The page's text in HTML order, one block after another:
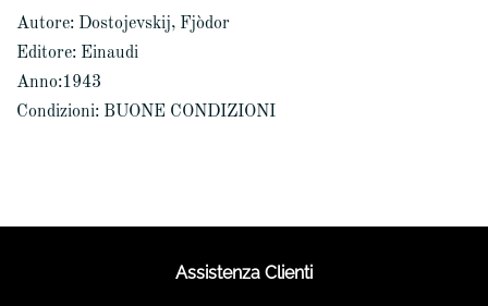
Autore: Dostojevskij, Fjòdor
Editore: Einaudi
Anno:1943
Condizioni: BUONE CONDIZIONI
Assistenza Clienti